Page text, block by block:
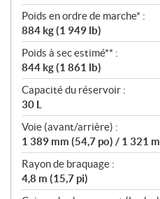
Poids en ordre de marche* :
884 kg (1 949 lb)
Poids à sec estimé** :
844 kg (1 861 lb)
Capacité du réservoir :
30 L
Voie (avant/arrière) :
1 389 mm (54,7 po) / 1 321
Rayon de braquage :
4,8 m (15,7 pi)